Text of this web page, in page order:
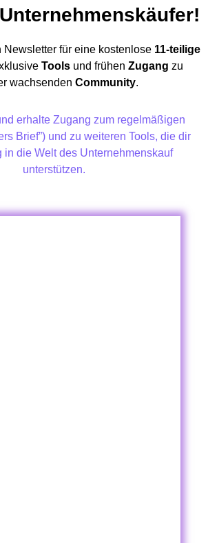
für eine kostenlose 11-teilige
Toolsund frühen Zugang zu
wachsenden Community.
erhalte Zugang zum regelmäßigen
Brief”) und zu weiteren Tools, die dir
in die Welt des Unternehmenskauf
unterstützen.